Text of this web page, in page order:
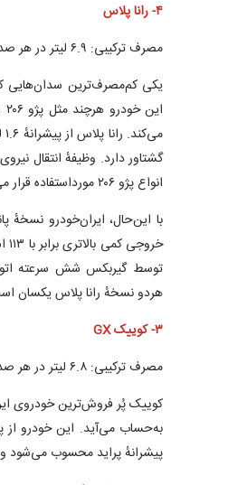
۴- رانا پلاس
مصرف ترکیبی: ۶.۹ لیتر در هر صد کیلومتر
یکی کم‌مصرف‌ترین سدان‌هایی
گشتاور دارد. وظیفهٔ انتقال
انواع پژو ۲۰۶ مورداستفاده قرار می‌گرفت.
توسط گیربکس شش سرعته
هردو نسخهٔ رانا پلاس یکسان
۳- کوییک GX
مصرف ترکیبی: ۶.۸ لیتر در هر صد کیلومتر
کوییک پُر فروش‌ترین خودروی
پیشرانهٔ پراید محسوب می‌شود و